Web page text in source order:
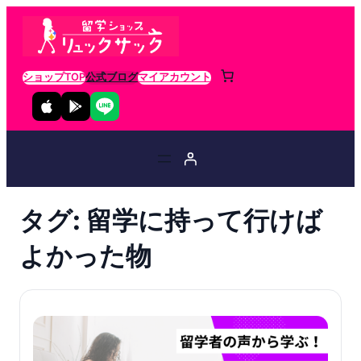
ショップTOP公式ブログマイアカウント
タグ: 留学に持って行けば
よかった物